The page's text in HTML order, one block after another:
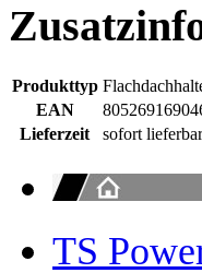
Produkttyp
EAN
Lieferzeit
sofort lieferbar
TS